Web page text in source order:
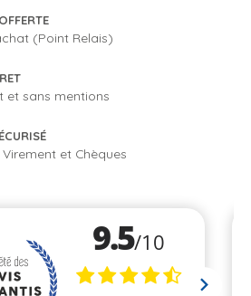
(Point Relais)
et sans mentions
Virement et Chèques